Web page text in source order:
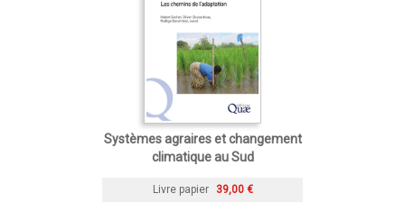
Systèmes agraires et changement
climatique au Sud
Livre papier 39,00 €